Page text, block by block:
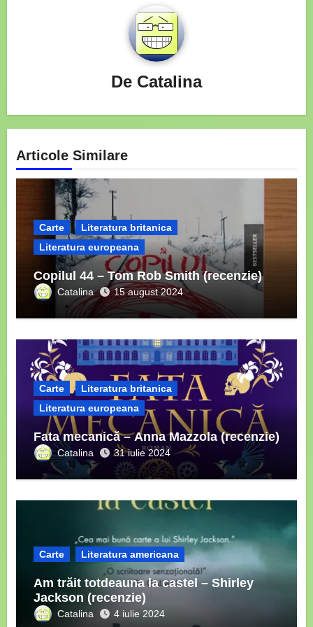
De Catalina
Articole Similare
Carte
Literatura britanica
Literatura europeana
Copilul 44 – Tom Rob Smith (recenzie)
Catalina 15 august 2024
Carte
Literatura britanica
Literatura europeana
Fata mecanică – Anna Mazzola (recenzie)
Catalina 31 iulie 2024
Carte Literatura americana
Am trăit totdeauna la castel – Shirley
Jackson (recenzie)
Catalina 4 iulie 2024